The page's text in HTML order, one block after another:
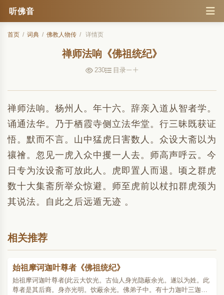
听佛音
首页 / 词典 / 佛教人物传 / 详情页
禅师法响《佛祖统纪》
230 目录
禅师法响。杨州人。年十六。辞亲入道从智者学。
诵通法华。乃于栖霞寺侧立法华堂。行三昧既获证
悟。默而不言。山中猛虎日害数人。众设大斋以为
禳禬。忽见一虎入众中攫一人去。师高声呼云。今
日专为汝设斋可放此人。虎即置人而退。顷之群虎
数十大集斋所举众惊避。师至虎前以杖扣群虎颈为
其说法。自此之后远遁无迹 。
相关推荐
始祖摩诃迦叶尊者《佛祖统纪》
始祖摩诃迦叶尊者(此云大饮光。古仙人身光隐蔽余光。遂以为姓。此
尊者是其后裔。身亦光明。饮蔽余光。佛弟子中。有十力迦叶三迦叶